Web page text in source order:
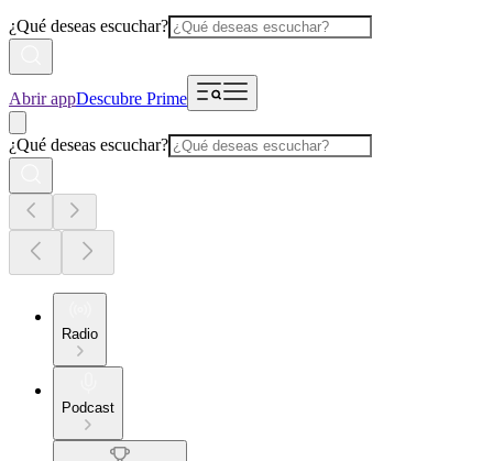
¿Qué deseas escuchar?
Abrir appDescubre Prime
¿Qué deseas escuchar?
Radio
Podcast